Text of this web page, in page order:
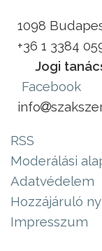
1098
+36 1 3384
Jogi
Facebook
info
RSS
Moderálási
Adatvédelem
Hozzájáruló
Impresszum